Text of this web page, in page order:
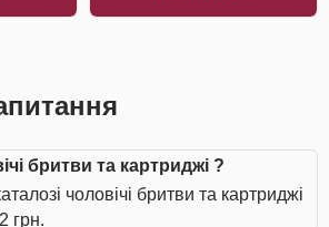
бритви та картриджі ?
чоловічі бритви та картриджі
грн.